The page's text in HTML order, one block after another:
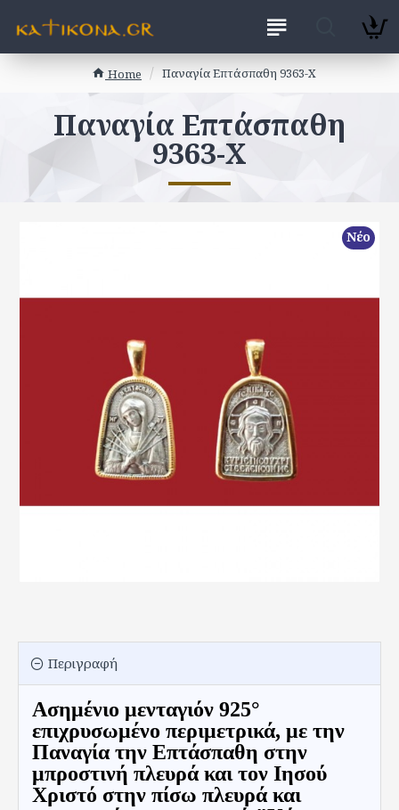
Home Παναγία Επτάσπαθη 9363-X
Παναγία Επτάσπαθη
9363-X
Νέο
Περιγραφή
Ασημένιο μενταγιόν 925°
επιχρυσωμένο περιμετρικά, με την
Παναγία την Επτάσπαθη στην
μπροστινή πλευρά και τον Ιησού
Χριστό στην πίσω πλευρά και